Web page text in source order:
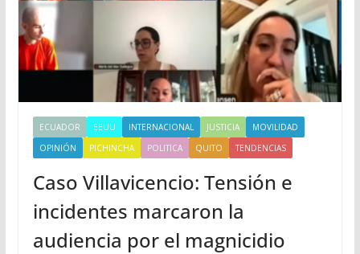
ECUADOR EEUU INTERNACIONAL JUSTICIA
MOVILIDAD
OPINIÓN
PICHINCHA POLITICA QUITO TENDENCIAS
Caso Villavicencio: Tensión e
incidentes marcaron la
audiencia por el magnicidio